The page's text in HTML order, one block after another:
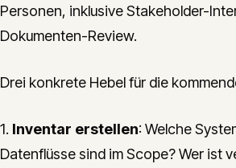
Personen, inklusive Stakeholder-
Dokumenten-Review.
Drei konkrete Hebel für die
1. Inventar erstellen: Welche
Datenflüsse sind im Scope? Wer ist